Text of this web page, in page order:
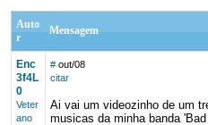
Auto
r
Mensagem
Enc
3f4L
0
Veter
ano
# out/08
citar
Ai vai um videozinho de um
musicas da minha banda